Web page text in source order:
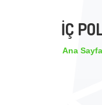
İÇ
Ana Sayfa